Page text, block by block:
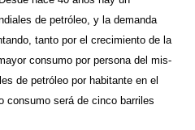
de petróleo, y la demanda
tanto por el crecimiento de la
consumo por persona del mis-
de petróleo por habitante en el
consumo será de cinco barriles